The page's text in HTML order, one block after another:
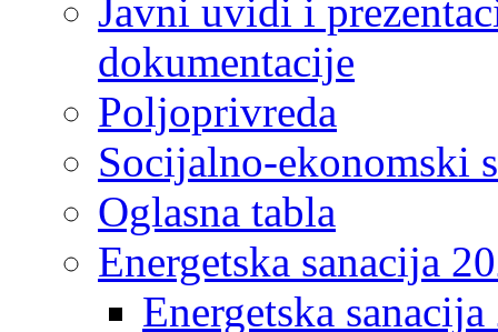
Javni uvidi i
dokumentacije
Poljoprivreda
Socijalno-ekonomski
Oglasna tabla
Energetska sanacija
Energetska